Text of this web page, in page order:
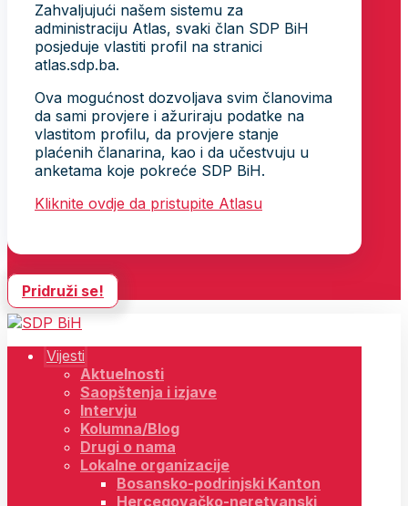
Zahvaljujući našem sistemu za
administraciju Atlas, svaki član SDP BiH
posjeduje vlastiti profil na stranici
atlas.sdp.ba.
Ova mogućnost dozvoljava svim članovima
da sami provjere i ažuriraju podatke na
vlastitom profilu, da provjere stanje
plaćenih članarina, kao i da učestvuju u
anketama koje pokreće SDP BiH.
Kliknite ovdje da pristupite Atlasu
Pridruži se!
Vijesti
Aktuelnosti
Saopštenja i izjave
Intervju
Kolumna/Blog
Drugi o nama
Lokalne organizacije
Bosansko-podrinjski Kanton
Hercegovačko-neretvanski